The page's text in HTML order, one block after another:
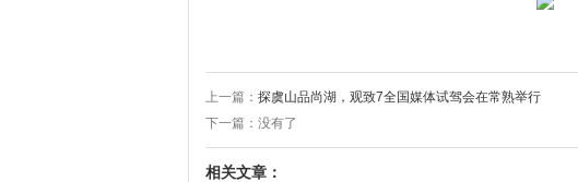
上一篇： 探虞山品尚湖，观致7全国媒体试驾会在常熟举行
下一篇：没有了
相关文章：